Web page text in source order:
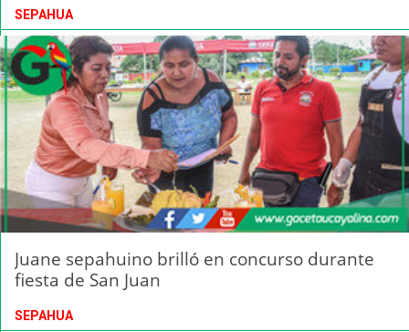
SEPAHUA
Juane sepahuino brilló en concurso durante
fiesta de San Juan
SEPAHUA